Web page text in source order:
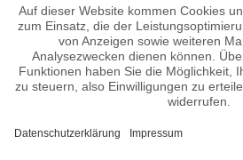
Nina Proll Wiki, Herkunft, Geburtstag,
n.n.v. - Die offizielle Nina Proll Homepage